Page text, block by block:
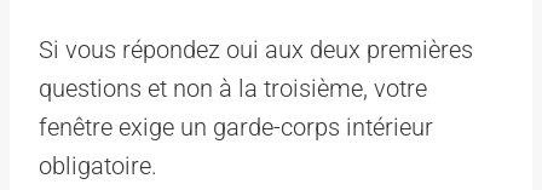
Si vous répondez oui aux deux premières
questions et non à la troisième, votre
fenêtre exige un garde-corps intérieur
obligatoire.